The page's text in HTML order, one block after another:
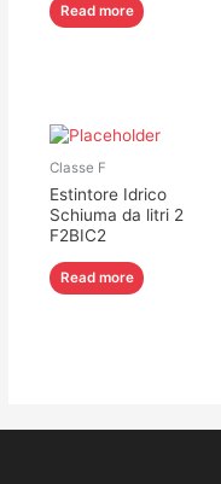
Read more
Classe F
Estintore Idrico
Schiuma da litri 2
F2BIC2
Read more